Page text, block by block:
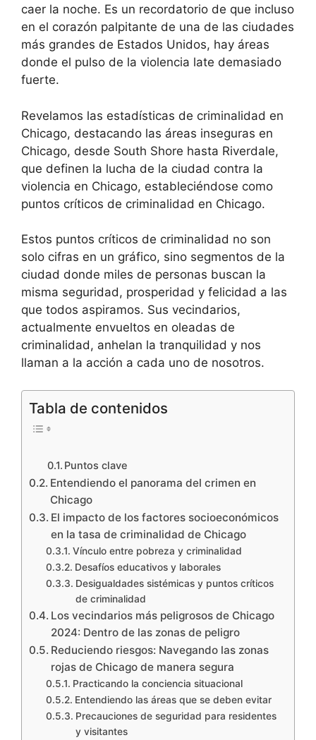
caer la noche. Es un recordatorio de que incluso
en el corazón palpitante de una de las ciudades
más grandes de Estados Unidos, hay áreas
donde el pulso de la violencia late demasiado
fuerte.
Revelamos las estadísticas de criminalidad en
Chicago, destacando las áreas inseguras en
Chicago, desde South Shore hasta Riverdale,
que definen la lucha de la ciudad contra la
violencia en Chicago, estableciéndose como
puntos críticos de criminalidad en Chicago.
Estos puntos críticos de criminalidad no son
solo cifras en un gráfico, sino segmentos de la
ciudad donde miles de personas buscan la
misma seguridad, prosperidad y felicidad a las
que todos aspiramos. Sus vecindarios,
actualmente envueltos en oleadas de
criminalidad, anhelan la tranquilidad y nos
llaman a la acción a cada uno de nosotros.
Tabla de contenidos
Puntos clave
Entendiendo el panorama del crimen en
Chicago
El impacto de los factores socioeconómicos
en la tasa de criminalidad de Chicago
Vínculo entre pobreza y criminalidad
Desafíos educativos y laborales
Desigualdades sistémicas y puntos críticos
de criminalidad
Los vecindarios más peligrosos de Chicago
2024: Dentro de las zonas de peligro
Reduciendo riesgos: Navegando las zonas
rojas de Chicago de manera segura
Practicando la conciencia situacional
Entendiendo las áreas que se deben evitar
Precauciones de seguridad para residentes
y visitantes